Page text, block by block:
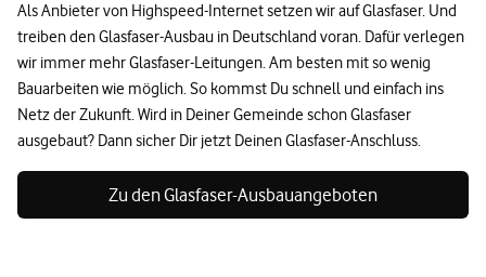
Als Anbieter von Highspeed-Internet setzen wir auf Glasfaser. Und
treiben den Glasfaser-Ausbau in Deutschland voran. Dafür verlegen
wir immer mehr Glasfaser-Leitungen. Am besten mit so wenig
Bauarbeiten wie möglich. So kommst Du schnell und einfach ins
Netz der Zukunft. Wird in Deiner Gemeinde schon Glasfaser
ausgebaut? Dann sicher Dir jetzt Deinen Glasfaser-Anschluss.
Zu den Glasfaser-Ausbauangeboten